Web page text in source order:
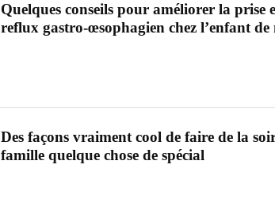
Quelques conseils pour améliorer la prise
reflux gastro-œsophagien chez l’enfant de
Des façons vraiment cool de faire de la
famille quelque chose de spécial